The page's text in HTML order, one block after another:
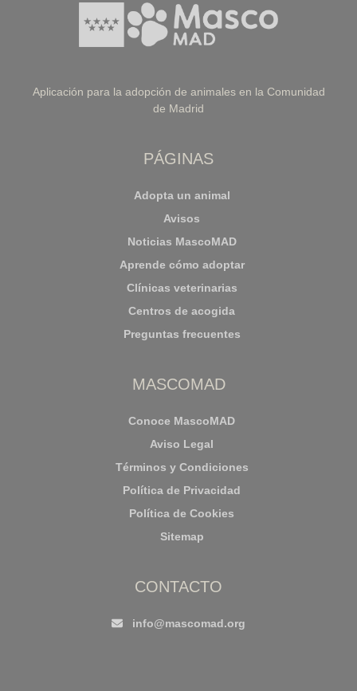
Aplicación para la adopción de animales en la Comunidad
de Madrid
PÁGINAS
Adopta un animal
Avisos
Noticias MascoMAD
Aprende cómo adoptar
Clínicas veterinarias
Centros de acogida
Preguntas frecuentes
MASCOMAD
Conoce MascoMAD
Aviso Legal
Términos y Condiciones
Política de Privacidad
Política de Cookies
Sitemap
CONTACTO
info@mascomad.org